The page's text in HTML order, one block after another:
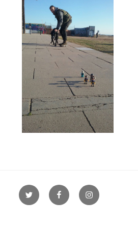
Twitter FacebookInstagram